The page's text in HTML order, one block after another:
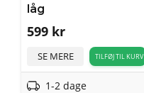
låg
599 kr
SE MERE TILFØJ TIL KURV
1-2 dage